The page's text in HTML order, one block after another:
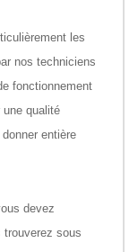
les
nos techniciens
fonctionnement
qualité
entière
devez
trouverez sous